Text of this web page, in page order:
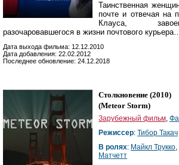
Таинственная
почте и отвечая на
Клауса,
разочаровавшегося в жизни почтового
Дата выхода фильма: 12.12.2010
Дата добавления: 22.02.2012
Последнее обновление: 24.12.2018
Столкновение (2010)
(Meteor Storm)
Зарубежный фильм,
Режиссер: Тибор Такач
В ролях: Майкл Трукко,
Матчетт